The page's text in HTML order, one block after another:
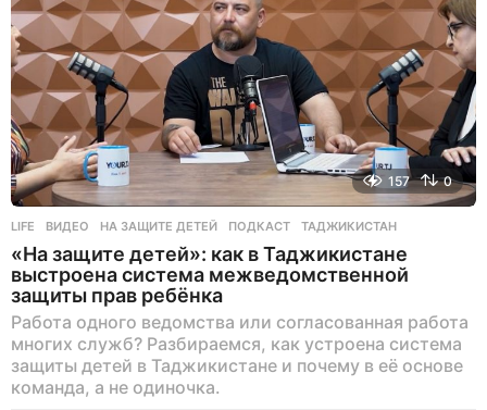
157 0
LIFE ВИДЕО ,НА ЗАЩИТЕ ДЕТЕЙ ,ПОДКАСТ ,ТАДЖИКИСТАН
«На защите детей»: как в Таджикистане
выстроена система межведомственной
защиты прав ребёнка
Работа одного ведомства или согласованная работа
многих служб? Разбираемся, как устроена система
защиты детей в Таджикистане и почему в её основе
команда, а не одиночка.